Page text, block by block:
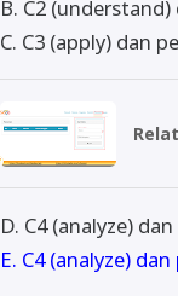
B. C2
C. C3 (apply) dan
D. C4 (analyze)
E. C4 (analyze)